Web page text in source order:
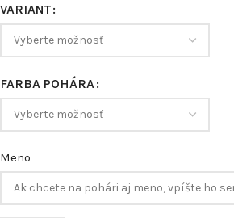
VARIANT
FARBA POHÁRA
Meno